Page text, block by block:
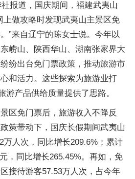
报道，国庆期间，福建武夷山
上做攻略时发现武夷山主景区免
”来自辽宁的陈女士说。今年以
崂山、陕西华山、湖南张家界大
纷出台免门票政策，推动旅游市
和活力。这些探索为旅游业打
游产品供给质量提供了思路。
区免门票后，旅游收入不降反
策带动下，国庆长假期间武夷山
万人次，同比增长209.6%；累计
，同比增长265.45%。再如，免
接待游客57.53万人次，占今年